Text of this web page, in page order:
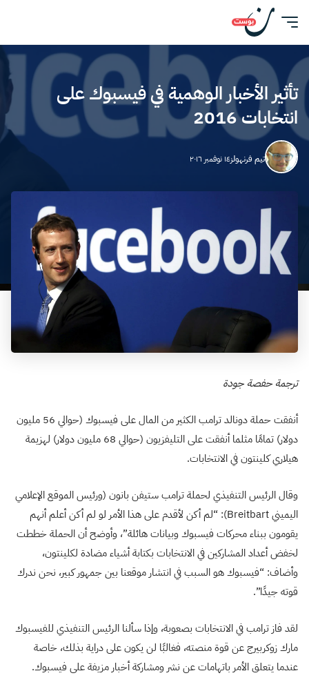
تأثير الأخبار الوهمية في فيسبوك على
انتخابات 2016
تيم فرنهولز١٤ نوفمبر ٢٠١٦
ترجمة حفصة جودة
أنفقت حملة دونالد ترامب الكثير من المال على فيسبوك (حوالي 56 مليون
دولار) تمامًا مثلما أنفقت على التليفزيون (حوالي 68 مليون دولار) لهزيمة
هيلاري كلينتون في الانتخابات.
وقال الرئيس التنفيذي لحملة ترامب ستيفن بانون (ورئيس الموقع الإعلامي
اليميني Breitbart): “لم أكن لأقدم على هذا الأمر لو لم أكن أعلم أنهم
يقومون ببناء محركات فيسبوك وبيانات هائلة”، وأوضح أن الحملة خططت
لخفض أعداد المشاركين في الانتخابات بكتابة أشياء مضادة لكلينتون،
وأضاف: “فيسبوك هو السبب في انتشار موقعنا بين جمهور كبير، نحن ندرك
قوته جيدًا”.
لقد فاز ترامب في الانتخابات بصعوبة، وإذا سألنا الرئيس التنفيذي للفيسبوك
مارك زوكربيرج عن قوة منصته، فغالبًا لن يكون على دراية بذلك، خاصة
عندما يتعلق الأمر باتهامات عن نشر ومشاركة أخبار مزيفة على فيسبوك.